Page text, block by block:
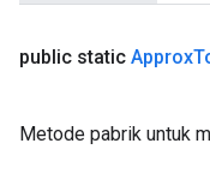
public static Approx
Metode pabrik untuk